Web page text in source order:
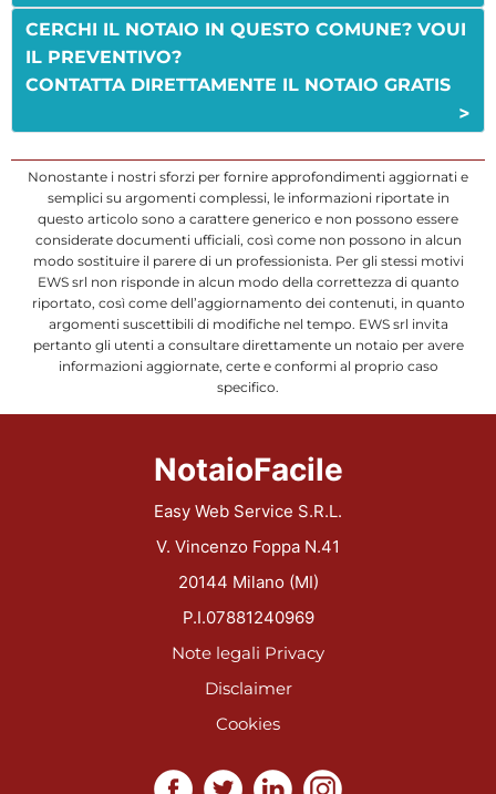
CERCHI IL NOTAIO IN QUESTO COMUNE? VOUI
IL PREVENTIVO?
CONTATTA DIRETTAMENTE IL NOTAIO GRATIS
>
Nonostante i nostri sforzi per fornire approfondimenti aggiornati e
semplici su argomenti complessi, le informazioni riportate in
questo articolo sono a carattere generico e non possono essere
considerate documenti ufficiali, così come non possono in alcun
modo sostituire il parere di un professionista. Per gli stessi motivi
EWS srl non risponde in alcun modo della correttezza di quanto
riportato, così come dell’aggiornamento dei contenuti, in quanto
argomenti suscettibili di modifiche nel tempo. EWS srl invita
pertanto gli utenti a consultare direttamente un notaio per avere
informazioni aggiornate, certe e conformi al proprio caso
specifico.
NotaioFacile
Easy Web Service S.R.L.
V. Vincenzo Foppa N.41
20144 Milano (MI)
P.I.07881240969
Note legali Privacy
Disclaimer
Cookies